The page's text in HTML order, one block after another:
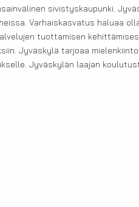
sivistyskaupunki.
Varhaiskasvatus haluaa
tuottamisen
Jyväskylä tarjoaa
Jyväskylän laajan